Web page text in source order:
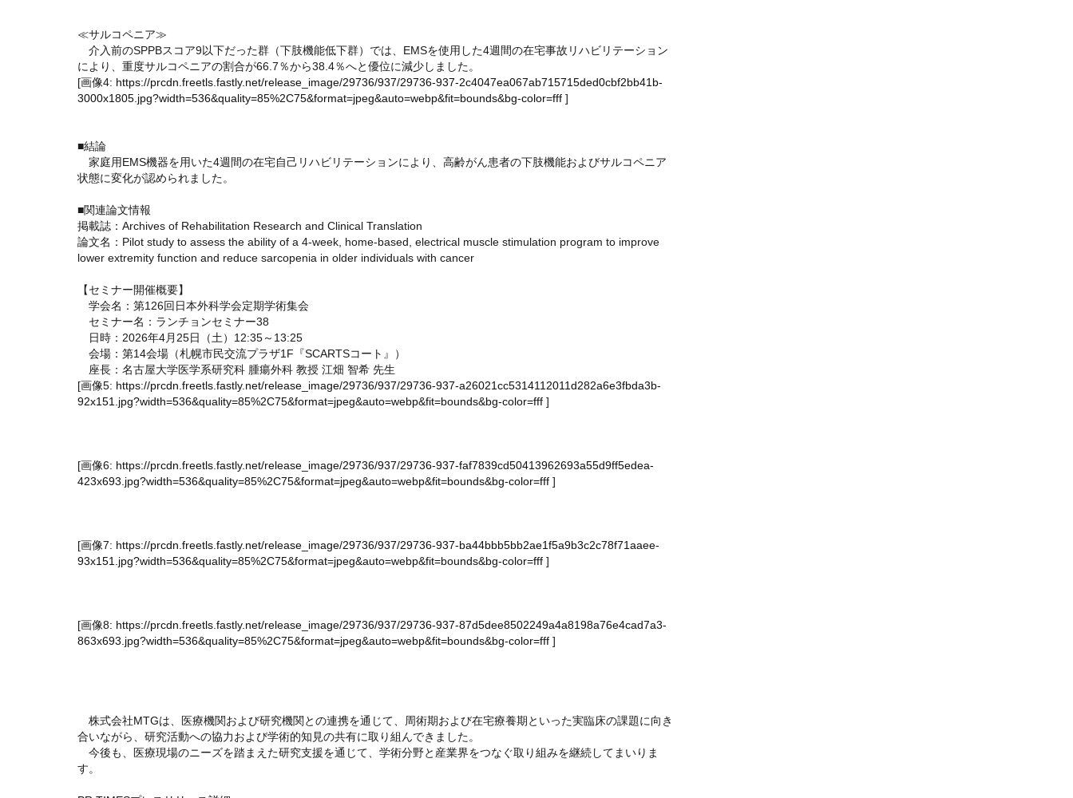
≪サルコペニア≫
介入前のSPPBスコア9以下だった群（下肢機能低下群）では、EMSを使用した4週間の在宅事故リハビリテーション
により、重度サルコペニアの割合が66.7％から38.4％へと優位に減少しました。
[画像4: https://prcdn.freetls.fastly.net/release_image/29736/937/29736-937-2c4047ea067ab715715ded0cbf2bb41b-
3000x1805.jpg?width=536&quality=85%2C75&format=jpeg&auto=webp&fit=bounds&bg-color=fff ]
■結論
家庭用EMS機器を用いた4週間の在宅自己リハビリテーションにより、高齢がん患者の下肢機能およびサルコペニア
状態に変化が認められました。
■関連論文情報
掲載誌：Archives of Rehabilitation Research and Clinical Translation
論文名：Pilot study to assess the ability of a 4-week, home-based, electrical muscle stimulation program to improve
lower extremity function and reduce sarcopenia in older individuals with cancer
【セミナー開催概要】
学会名：第126回日本外科学会定期学術集会
セミナー名：ランチョンセミナー38
日時：2026年4月25日（土）12:35～13:25
会場：第14会場（札幌市民交流プラザ1F『SCARTSコート』）
座長：名古屋大学医学系研究科 腫瘍外科 教授 江畑 智希 先生
[画像5: https://prcdn.freetls.fastly.net/release_image/29736/937/29736-937-a26021cc5314112011d282a6e3fbda3b-
92x151.jpg?width=536&quality=85%2C75&format=jpeg&auto=webp&fit=bounds&bg-color=fff ]
[画像6: https://prcdn.freetls.fastly.net/release_image/29736/937/29736-937-faf7839cd50413962693a55d9ff5edea-
423x693.jpg?width=536&quality=85%2C75&format=jpeg&auto=webp&fit=bounds&bg-color=fff ]
[画像7: https://prcdn.freetls.fastly.net/release_image/29736/937/29736-937-ba44bbb5bb2ae1f5a9b3c2c78f71aaee-
93x151.jpg?width=536&quality=85%2C75&format=jpeg&auto=webp&fit=bounds&bg-color=fff ]
[画像8: https://prcdn.freetls.fastly.net/release_image/29736/937/29736-937-87d5dee8502249a4a8198a76e4cad7a3-
863x693.jpg?width=536&quality=85%2C75&format=jpeg&auto=webp&fit=bounds&bg-color=fff ]
株式会社MTGは、医療機関および研究機関との連携を通じて、周術期および在宅療養期といった実臨床の課題に向き
合いながら、研究活動への協力および学術的知見の共有に取り組んできました。
今後も、医療現場のニーズを踏まえた研究支援を通じて、学術分野と産業界をつなぐ取り組みを継続してまいりま
す。